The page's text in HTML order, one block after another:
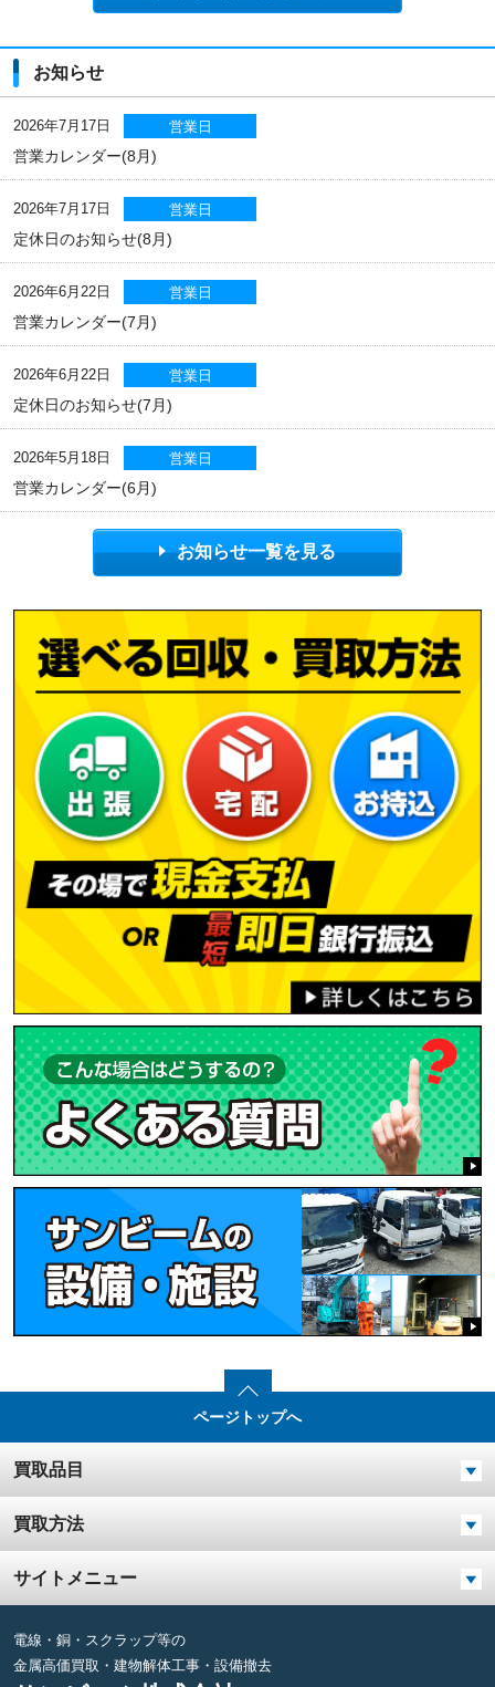
お知らせ
2026年7月17日 営業日
営業カレンダー(8月)
2026年7月17日 営業日
定休日のお知らせ(8月)
2026年6月22日 営業日
営業カレンダー(7月)
2026年6月22日 営業日
定休日のお知らせ(7月)
2026年5月18日 営業日
営業カレンダー(6月)
お知らせ一覧を見る
ページトップへ
買取品目
買取方法
サイトメニュー
電線・銅・スクラップ等の
金属高価買取・建物解体工事・設備撤去